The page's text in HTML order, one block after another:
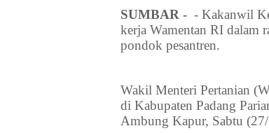
SUMBAR - - Kakanwil
kerja Wamentan RI dalam
pondok pesantren.
Wakil Menteri Pertanian
di Kabupaten Padang
Ambung Kapur, Sabtu